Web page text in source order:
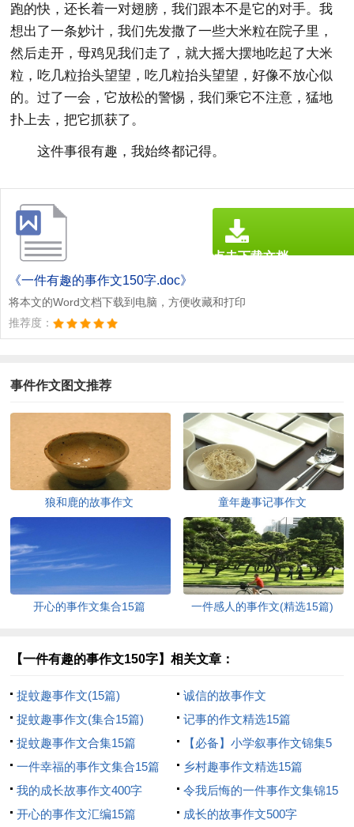
跑的快，还长着一对翅膀，我们跟本不是它的对手。我
想出了一条妙计，我们先发撒了一些大米粒在院子里，
然后走开，母鸡见我们走了，就大摇大摆地吃起了大米
粒，吃几粒抬头望望，吃几粒抬头望望，好像不放心似
的。过了一会，它放松的警惕，我们乘它不注意，猛地
扑上去，把它抓获了。
这件事很有趣，我始终都记得。
《一件有趣的事作文150字.doc》
将本文的Word文档下载到电脑，方便收藏和打印
推荐度：
点击下载文档
事件作文图文推荐
狼和鹿的故事作文 童年趣事记事作文
开心的事作文集合15篇 一件感人的事作文(精选15篇)
【一件有趣的事作文150字】相关文章：
捉蚊趣事作文(15篇)
诚信的故事作文
捉蚊趣事作文(集合15篇)
记事的作文精选15篇
捉蚊趣事作文合集15篇
【必备】小学叙事作文锦集5
篇
一件幸福的事作文集合15篇
乡村趣事作文精选15篇
我的成长故事作文400字
令我后悔的一件事作文集锦15
篇
开心的事作文汇编15篇 成长的故事作文500字